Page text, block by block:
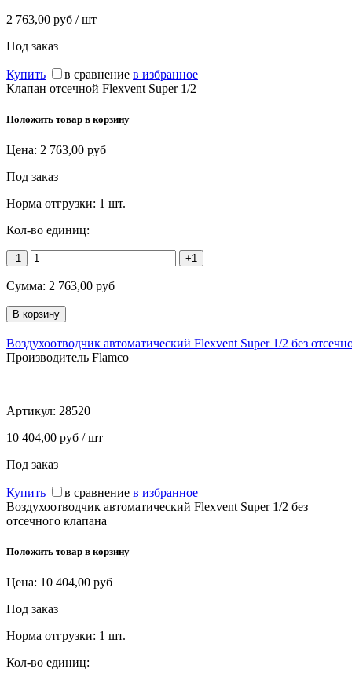
2 763,00 руб / шт
Под заказ
Купить в сравнение в избранное
Клапан отсечной Flexvent Super 1/2
Положить товар в корзину
Цена: 2 763,00 руб
Под заказ
Норма отгрузки: 1 шт.
Кол-во единиц:
-1 +1
Сумма: 2 763,00 руб
Воздухоотводчик автоматический Flexvent Super 1/2 без
Производитель Flamco
Артикул: 28520
10 404,00 руб / шт
Под заказ
Купить в сравнение в избранное
Воздухоотводчик автоматический Flexvent Super 1/2 без
отсечного клапана
Положить товар в корзину
Цена: 10 404,00 руб
Под заказ
Норма отгрузки: 1 шт.
Кол-во единиц: